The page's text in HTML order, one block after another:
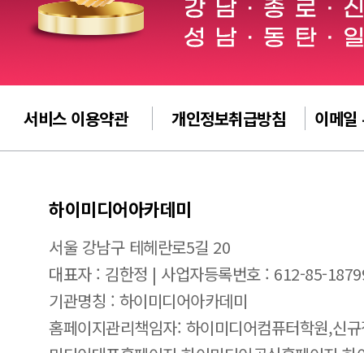
서비스 이용약관 개인정보취급방침 이메일
하이미디어아카데미
서울 강남구 테헤란로5길 20
대표자 : 김한정 | 사업자등록번호 : 612-85-
기관명칭 : 하이미디어아카데미
홈페이지관리책임자: 하이미디어컴퓨터학원,신